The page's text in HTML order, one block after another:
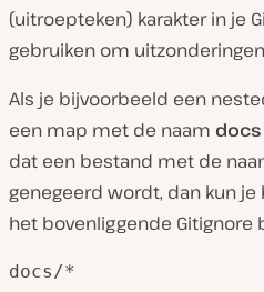
(uitroepteken) karakter in je
gebruiken om
Als je bijvoorbeeld een
een map met de naam docs
dat een bestand met de
genegeerd wordt, dan kun
het bovenliggende Gitignore
docs/*